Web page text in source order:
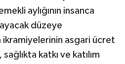
aylığının insanca
düzeye
asgari ücret
katkı ve katılım